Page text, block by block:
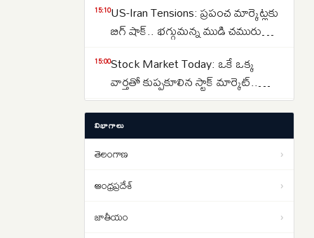
మీరు ఎక్కడ ఫిర్యాదు చేయాలి?
15:10US-Iran Tensions: ప్రపంచ మార్కెట్లకు
బిగ్ షాక్.. భగ్గుమన్న ముడి చమురు
ఉద్రిక్తత..
15:00Stock Market Today: ఒకే ఒక్క
వార్తతో కుప్పకూలిన స్టాక్ మార్కెట్..
సూచీల పతనానికి 3 కారణాలు ఇవే..
13:56Jharkhand Paper Leak: జార్ఖండ్‌లో
విద్యార్థుల నిరసనలు తీవ్రతరం…
లఖింపూర్ హింసాకాండ కేసులో.. ఆశిష్
మిశ్రా బెయిల్ షరతుల సడలింపునకు
విభాగాలు
తెలంగాణ ›
ఆంధ్రప్రదేశ్ ›
జాతీయం ›